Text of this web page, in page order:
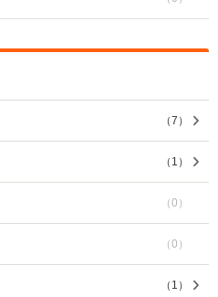
（7 ）
（ 1 ）
（0 ）
（0 ）
（ 1 ）